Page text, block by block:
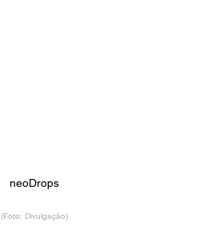
neoDrops
(Foto: Divulgação)